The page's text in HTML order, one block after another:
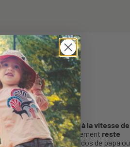
stretch,il sèche à la vitesse de
Pratique, ce petit vêtement reste
calé dans le dos de papa ou